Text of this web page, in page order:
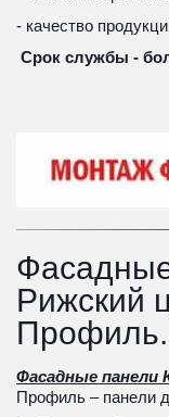
- качество
Срок службы -
Рижский
Профиль.
Фасадные панели
Профиль – панели